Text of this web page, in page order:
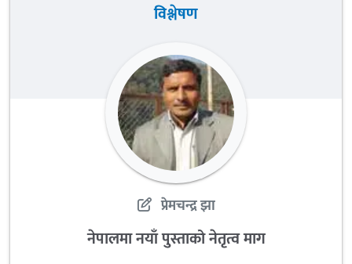
विश्लेषण
प्रेमचन्द्र झा
नेपालमा नयाँ पुस्ताको नेतृत्व माग